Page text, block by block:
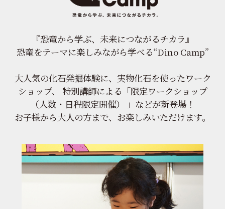
『恐竜から学ぶ、未来につながるチカラ』
恐竜をテーマに楽しみながら学べる“Dino Camp”
大人気の化石発掘体験に、実物化石を使ったワーク
ショップ、
特別講師による「限定ワークショップ
（人数・日程限定開催） 」などが新登場！
お子様から大人の方まで、お楽しみいただけます。